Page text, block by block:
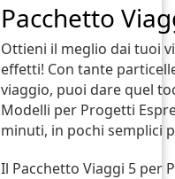
Pacchetto
Ottieni il meglio dai tuoi
effetti! Con tante
viaggio, puoi dare quel
Modelli per Progetti
minuti, in pochi semplici
Il Pacchetto Viaggi 5 per